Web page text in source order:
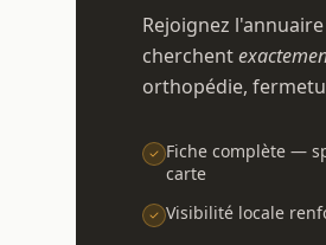
Rejoignez
cherchent
orthopédie,
Fiche complète —
carte
Visibilité locale